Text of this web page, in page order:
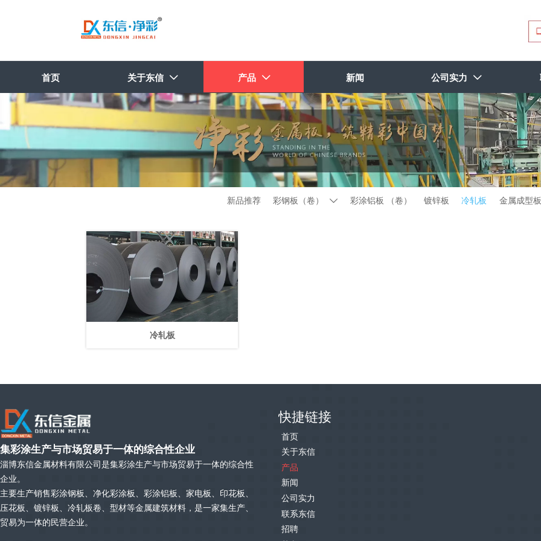
首页 关于东信  产品  新闻 公司实力 
新品推荐 彩钢板（卷）  彩涂铝板 （卷） 镀锌板 冷轧板 金属成型板
冷轧板
集彩涂生产与市场贸易于一体的综合性企业
淄博东信金属材料有限公司是集彩涂生产与市场贸易于一体的综合性
企业。
主要生产销售彩涂钢板、净化彩涂板、彩涂铝板、家电板、印花板、
压花板、镀锌板、冷轧板卷、型材等金属建筑材料，是一家集生产、
贸易为一体的民营企业。
快捷链接
首页
关于东信
产品
新闻
公司实力
联系东信
招聘